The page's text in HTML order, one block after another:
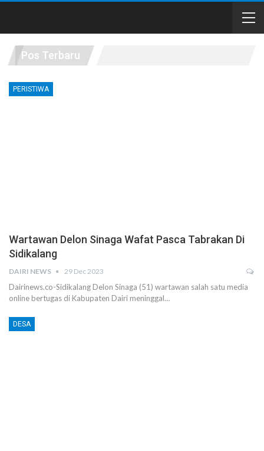
Pos Terbaru
PERISTIWA
Wartawan Delon Sinaga Wafat Pasca Tabrakan Di
Sidikalang
DAIRI NEWS 29 Dec 2023
Dairinews.co-Sidikalang Delon Sinaga (51) wartawan salah satu media
online bertugas di Kabupaten Dairi meninggal…
DESA